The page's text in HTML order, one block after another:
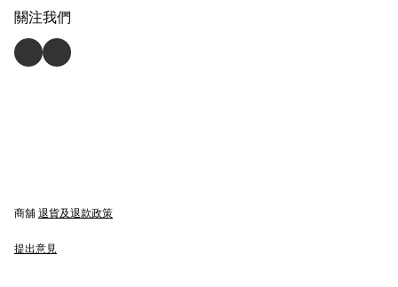
關注我們
商舖退貨及退款政策
提出意見